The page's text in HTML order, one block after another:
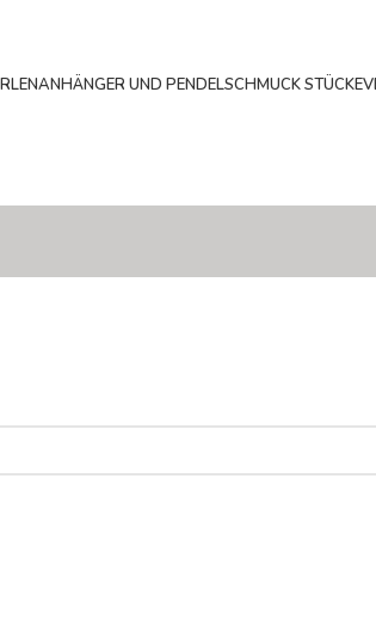
ANHÄNGER UND PENDELSCHMUCK STÜCKE